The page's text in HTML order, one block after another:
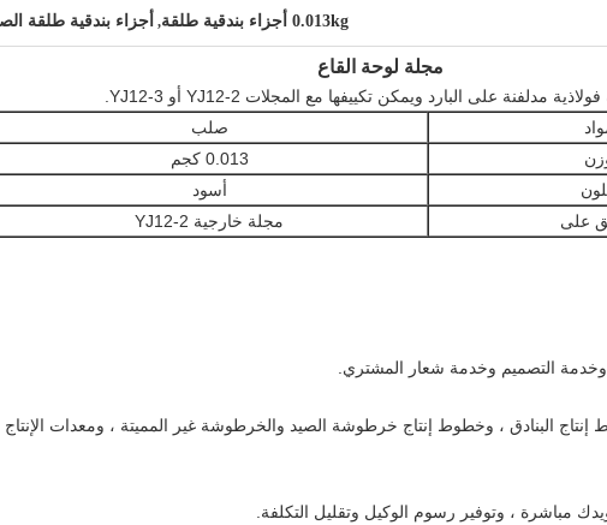
0.013kg أجزاء بندقية طلقة , أجزاء بندقية طلقة
مجلة لوحة القاع
صلب
0.013 كجم
أسود
على
مجلة خارجية YJ12-2
البنادق ، وخطوط إنتاج خرطوشة الصيد والخرطوشة غير المميتة ، ومعدات الإنتاج
مباشرة ، وتوفير رسوم الوكيل وتقليل التكلفة.